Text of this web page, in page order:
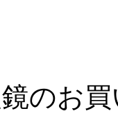
のお